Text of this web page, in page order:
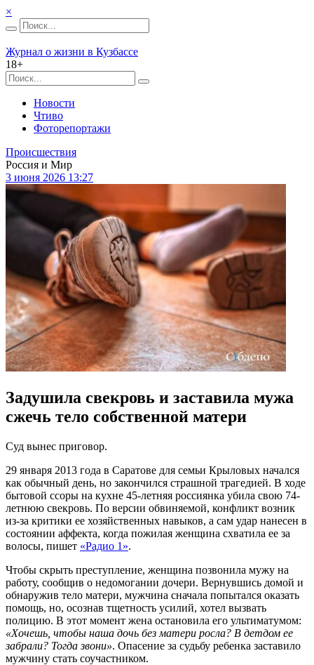
×
Журнал о жизни в Кузбассе
18+
Новости
Чтиво
Фоторепортажи
Происшествия
Россия и Мир
3 июня 2026 13:27
Задушила свекровь и заставила мужа
сжечь тело собственной матери
Суд вынес приговор.
29 января 2013 года в Саратове для семьи Крыловых начался
как обычный день, но закончился страшной трагедией. В ходе
бытовой ссоры на кухне 45-летняя россиянка убила свою 74-
летнюю свекровь. По версии обвиняемой, конфликт возник
из-за критики ее хозяйственных навыков, а сам удар нанесен в
состоянии аффекта, когда пожилая женщина схватила ее за
волосы, пишет «Радио 1».
Чтобы скрыть преступление, женщина позвонила мужу на
работу, сообщив о недомогании дочери. Вернувшись домой и
обнаружив тело матери, мужчина сначала попытался оказать
помощь, но, осознав тщетность усилий, хотел вызвать
полицию. В этот момент жена остановила его ультиматумом:
«Хочешь, чтобы наша дочь без матери росла? В детдом ее
забрали? Тогда звони». Опасение за судьбу ребенка заставило
мужчину стать соучастником.